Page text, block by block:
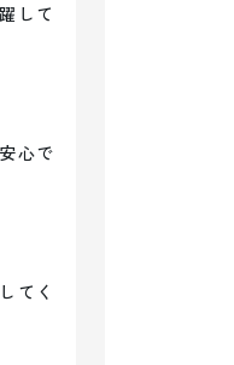
して
心で
てく